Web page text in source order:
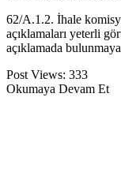
62/A.1.2. İhale
açıklamaları yeterli
açıklamada
Post Views: 333
Okumaya Devam Et